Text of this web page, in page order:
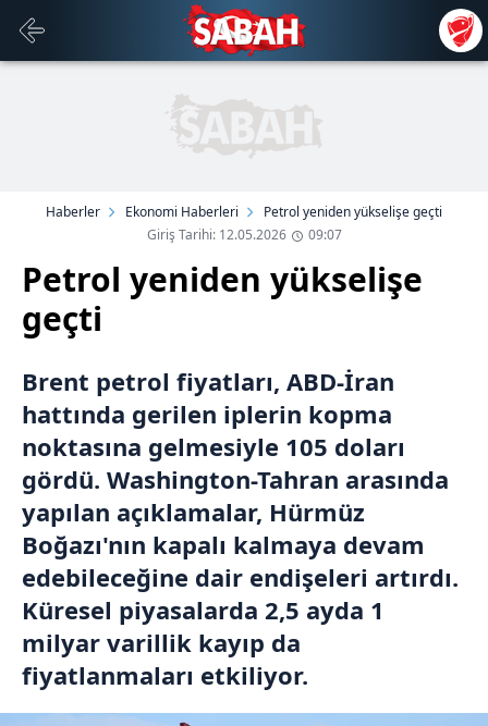
Haberler Ekonomi Haberleri
Petrol yeniden yükselişe geçti
Giriş Tarihi: 12.05.2026
09:07
Petrol yeniden yükselişe
geçti
Brent petrol fiyatları, ABD-İran
hattında gerilen iplerin kopma
noktasına gelmesiyle 105 doları
gördü. Washington-Tahran arasında
yapılan açıklamalar, Hürmüz
Boğazı'nın kapalı kalmaya devam
edebileceğine dair endişeleri artırdı.
Küresel piyasalarda 2,5 ayda 1
milyar varillik kayıp da
fiyatlanmaları etkiliyor.